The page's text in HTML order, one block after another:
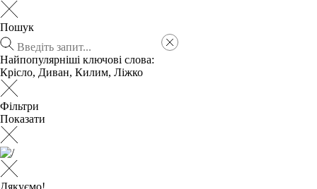
Пошук
Найпопулярніші ключові слова:
Крісло, Диван, Килим, Ліжко
Фільтри
Показати
Дякуємо!